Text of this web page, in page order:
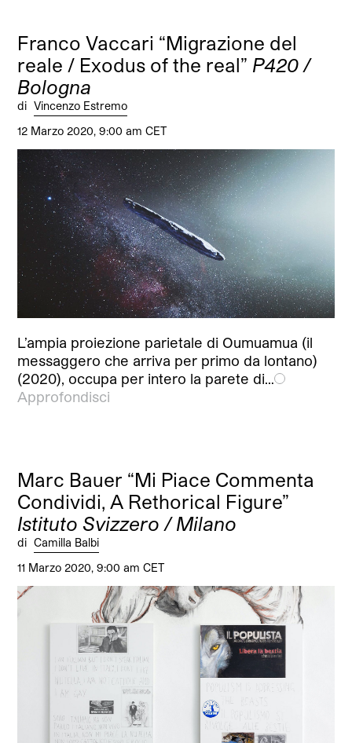
Franco Vaccari “Migrazione del
reale / Exodus of the real” P420 /
Bologna
di Vincenzo Estremo
12 Marzo 2020, 9:00 am CET
L’ampia proiezione parietale di Oumuamua (il
messaggero che arriva per primo da lontano)
(2020), occupa per intero la parete di…
Approfondisci
Marc Bauer “Mi Piace Commenta
Condividi, A Rethorical Figure”
Istituto Svizzero / Milano
di Camilla Balbi
11 Marzo 2020, 9:00 am CET